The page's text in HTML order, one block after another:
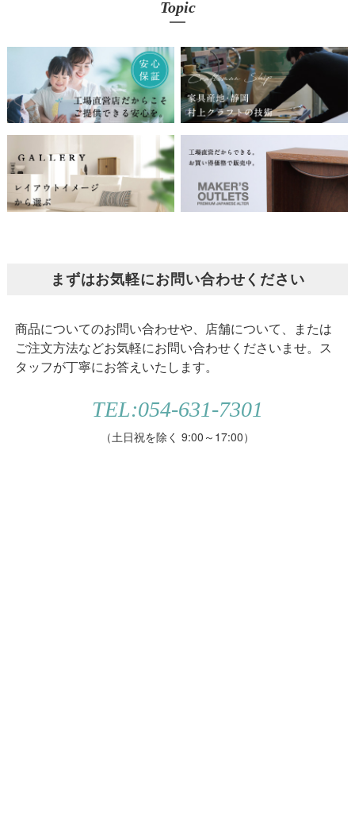
Topic
まずはお気軽にお問い合わせください
商品についてのお問い合わせや、店舗について、または
ご注文方法などお気軽にお問い合わせくださいませ。ス
タッフが丁寧にお答えいたします。
TEL:054-631-7301
（土日祝を除く 9:00～17:00）